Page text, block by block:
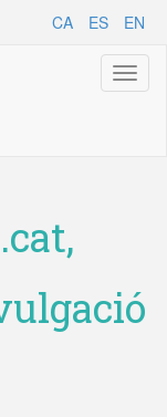
CA ES EN